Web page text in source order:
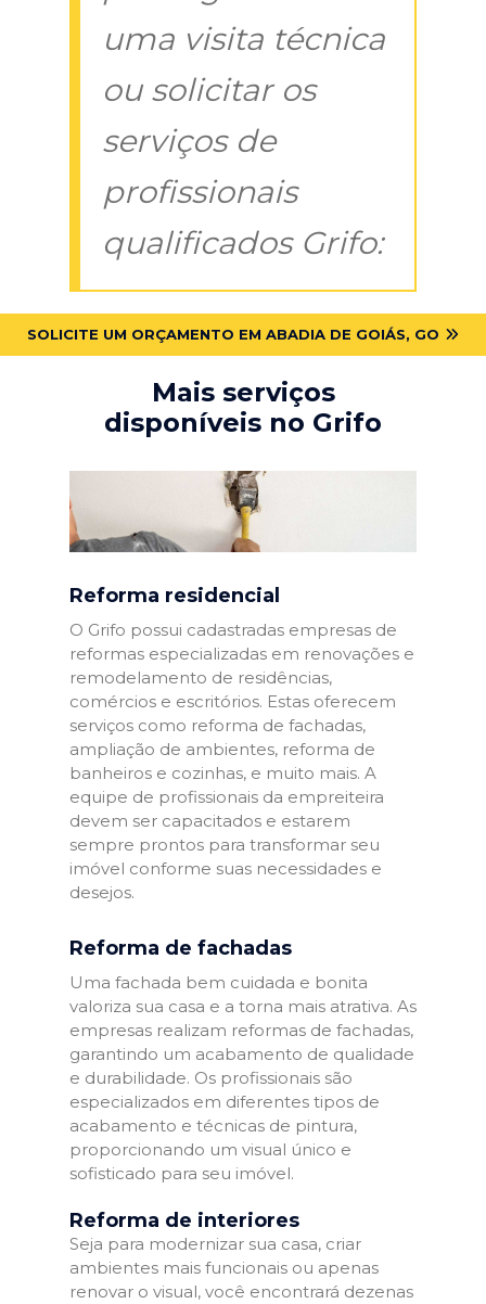
uma visita técnica
ou solicitar os
serviços de
profissionais
qualificados Grifo:
SOLICITE UM ORÇAMENTO EM ABADIA DE GOIÁS, GO
Mais serviços
disponíveis no Grifo
Reforma residencial
O Grifo possui cadastradas empresas de
reformas especializadas em renovações e
remodelamento de residências,
comércios e escritórios. Estas oferecem
serviços como reforma de fachadas,
ampliação de ambientes, reforma de
banheiros e cozinhas, e muito mais. A
equipe de profissionais da empreiteira
devem ser capacitados e estarem
sempre prontos para transformar seu
imóvel conforme suas necessidades e
desejos.
Reforma de fachadas
Uma fachada bem cuidada e bonita
valoriza sua casa e a torna mais atrativa. As
empresas realizam reformas de fachadas,
garantindo um acabamento de qualidade
e durabilidade. Os profissionais são
especializados em diferentes tipos de
acabamento e técnicas de pintura,
proporcionando um visual único e
sofisticado para seu imóvel.
Reforma de interiores
Seja para modernizar sua casa, criar
ambientes mais funcionais ou apenas
renovar o visual, você encontrará dezenas